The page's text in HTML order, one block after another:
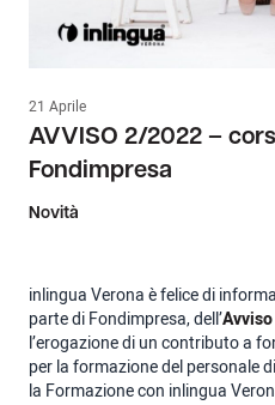
21 Aprile
AVVISO 2/2022 –
Fondimpresa
Novità
inlingua Verona è felice di
parte di Fondimpresa, dell’
l’erogazione di un contributo a
per la formazione del personale
la Formazione con inlingua